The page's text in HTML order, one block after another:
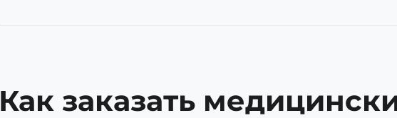
Как заказать